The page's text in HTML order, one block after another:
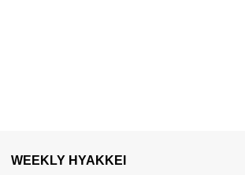
WEEKLY HYAKKEI